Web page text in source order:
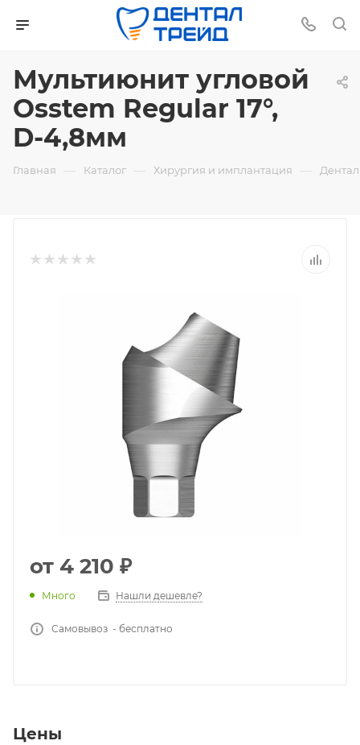
Мультиюнит угловой
Osstem Regular 17°,
D-4,8мм
Главная — Каталог — Хирургия и имплантация —
от 4 210 ₽
Много Нашли дешевле?
Самовывоз - бесплатно
Цены